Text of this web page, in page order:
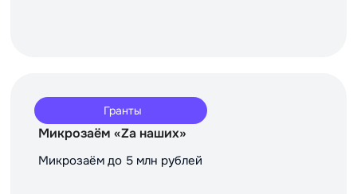
Гранты
Микрозаём «Za наших»
Микрозаём до 5 млн рублей